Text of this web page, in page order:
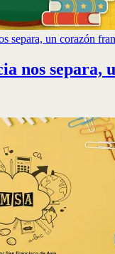
separa, un corazón
nos separa,